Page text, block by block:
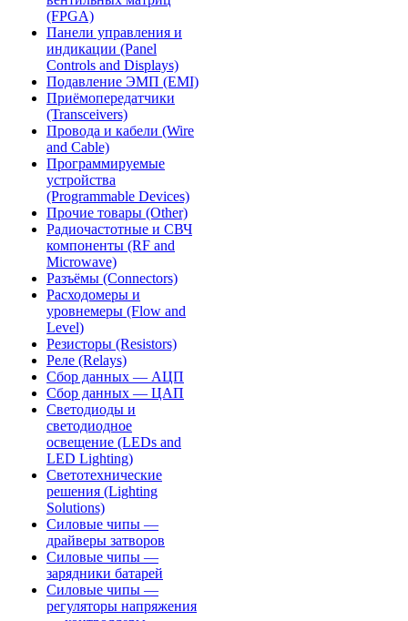
(FPGA)
Панели управления и
индикации (Panel
Controls and Displays)
Подавление ЭМП (EMI)
Приёмопередатчики
(Transceivers)
Провода и кабели (Wire
and Cable)
Программируемые
устройства
(Programmable Devices)
Прочие товары (Other)
Радиочастотные и СВЧ
компоненты (RF and
Microwave)
Разъёмы (Connectors)
Расходомеры и
уровнемеры (Flow and
Level)
Резисторы (Resistors)
Реле (Relays)
Сбор данных — АЦП
Сбор данных — ЦАП
Светодиоды и
светодиодное
освещение (LEDs and
LED Lighting)
Светотехнические
решения (Lighting
Solutions)
Силовые чипы —
драйверы затворов
Силовые чипы —
зарядники батарей
Силовые чипы —
регуляторы напряжения